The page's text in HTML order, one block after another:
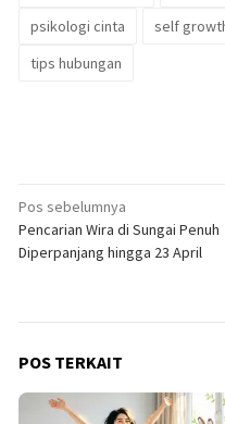
psikologi cinta
self
tips hubungan
Navigasi
pos
Pos sebelumnya
Pencarian Wira di Sungai Penuh
Diperpanjang hingga 23 April
POS TERKAIT